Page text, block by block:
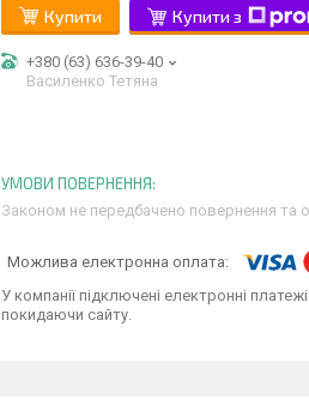
Купити Купити з
+380 (63) 636-39-40
Василенко Тетяна
Законом не передбачено повернення та
У компанії підключені електронні
покидаючи сайту.